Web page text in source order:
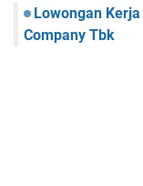
Lowongan
Company Tbk